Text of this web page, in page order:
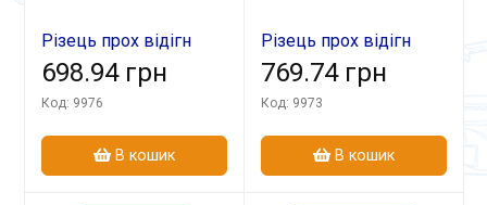
Різець прох відігн
40х25х200 ВК8
698.94 грн
Код: 9976
В кошик
Різець прох відігн
40х25х200 Т5К10 лів
769.74 грн
Код: 9973
В кошик